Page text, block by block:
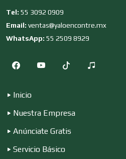
Editores
Electricidad y Plomería
Electrodomésticos
Tel: 55 3092 0909
Email: ventas@yaloencontre.mx
WhatsApp: 55 2509 8929
Inicio
Nuestra Empresa
Anúnciate Gratis
Servicio Básico